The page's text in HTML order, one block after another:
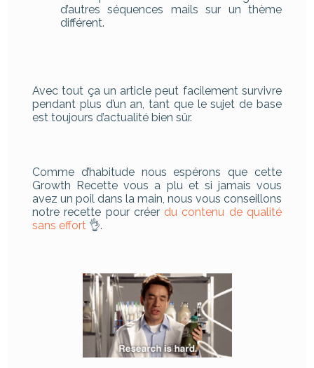
d’autres séquences mails sur un thème
différent.
Avec tout ça un article peut facilement survivre
pendant plus d’un an, tant que le sujet de base
est toujours d’actualité bien sûr.
Comme d’habitude nous espérons que cette
Growth Recette vous a plu et si jamais vous
avez un poil dans la main, nous vous conseillons
notre recette pour créer du contenu de qualité
sans effort 👌.